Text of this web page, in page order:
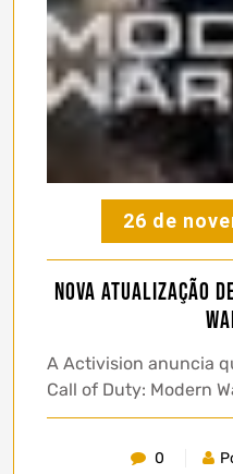
26 de
Nova atualização
A Activision anuncia
Call of Duty: Modern
0